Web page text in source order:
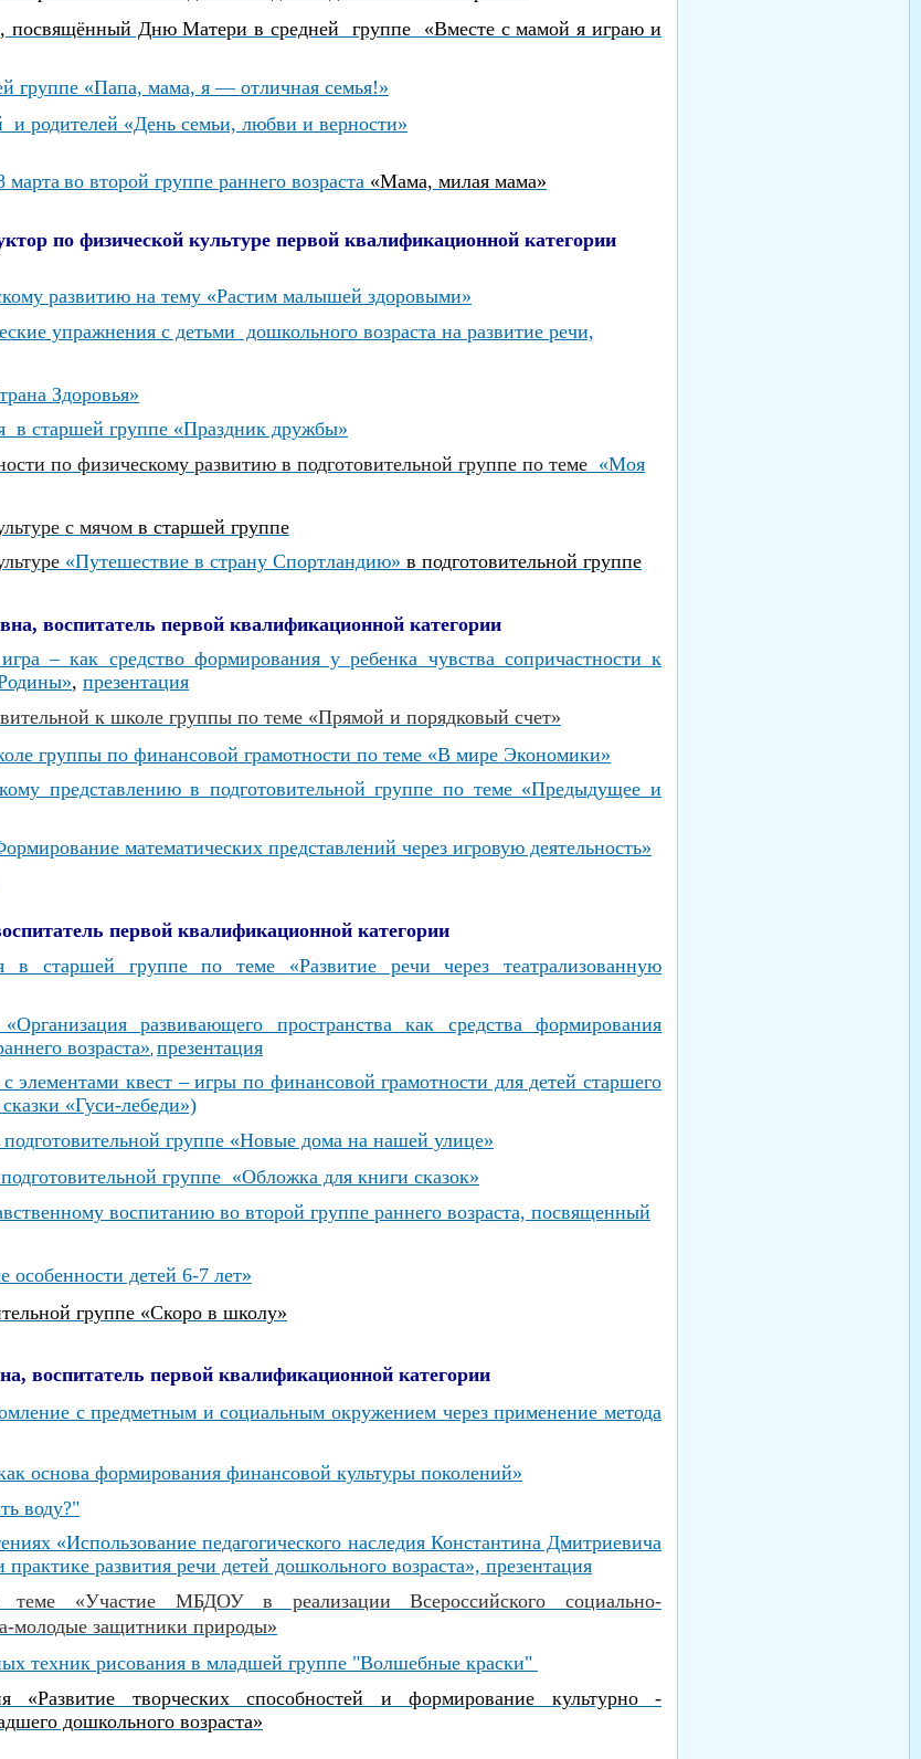
посвящённый Дню Матери в средней группе
«Вместе с мамой я играюи
группе «Папа, мама, я — отличная семья!»
и родителей «День семьи, любви и верности»
марта во второй группе раннего возраста «Мама, милая мама»
по физической культуре первой квалификационной категории
развитию на тему «Растим малышей здоровыми»
упражнения с детьми дошкольного возраста на развитие речи,
Здоровья»
в старшей группе «Праздник дружбы»
по физическому развитию в подготовительной группе по теме «Моя
с мячом в старшей группе
«Путешествие в страну Спортландию» в подготовительной группе
воспитатель первой квалификационной категории
– как средство формирования у ребенка чувства сопричастности к
, презентация
к школе группы по теме «Прямой и порядковый счет»
группы по финансовой грамотности по теме «В мире Экономики»
представлению в подготовительной группе по теме «Предыдущее и
математических представлений через игровую деятельность»
первой квалификационной категории
в старшей группе по теме «Развитие речи через театрализованную
развивающего пространства как средства формирования
возраста» презентация
элементами квест – игры по финансовой грамотности для детей старшего
«Гуси-лебеди»)
группе «Новые дома на нашей улице»
группе «Обложка для книги сказок»
воспитанию во второй группе раннего возраста, посвященный
особенности детей 6-7 лет»
группе «Скоро в школу»
воспитатель первой квалификационной категории
с предметным и социальным окружением через применение метода
основа формирования финансовой культуры поколений»
воду?"
«Использование педагогического наследия Константина Дмитриевича
развития речи детей дошкольного возраста», презентация
«Участие МБДОУ в реализации Всероссийского социально-
молодые защитники природы»
техник рисования в младшей группе "Волшебные краски"
«Развитие творческих способностей и формирование культурно -
дошкольного возраста»